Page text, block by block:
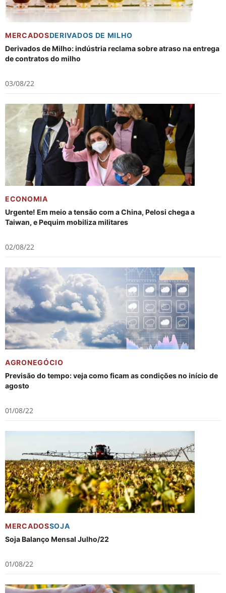
MERCADOSDERIVADOS DE MILHO
Derivados de Milho: indústria reclama sobre atraso na entrega
de contratos do milho
03/08/22
ECONOMIA
Urgente! Em meio a tensão com a China, Pelosi chega a
Taiwan, e Pequim mobiliza militares
02/08/22
AGRONEGÓCIO
Previsão do tempo: veja como ficam as condições no início de
agosto
01/08/22
MERCADOSSOJA
Soja Balanço Mensal Julho/22
01/08/22